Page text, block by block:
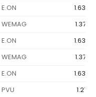
E.ON
1.636
WEMAG
1.377
E.ON
1.636
WEMAG
1.377
E.ON
1.636
PVU
1.271